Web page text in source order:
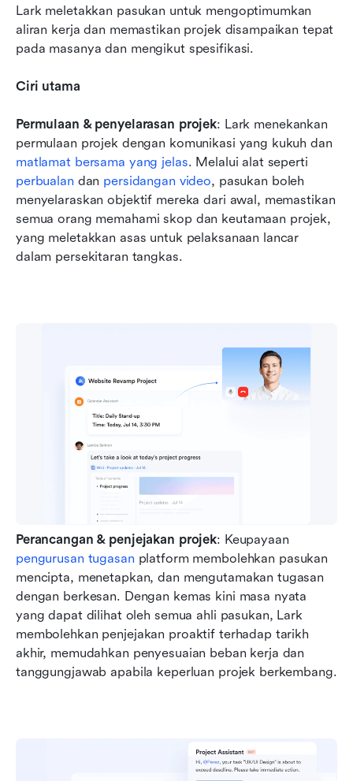
Lark meletakkan pasukan untuk mengoptimumkan
aliran kerja dan memastikan projek disampaikan tepat
pada masanya dan mengikut spesifikasi.
Ciri utama
Permulaan & penyelarasan projek: Lark menekankan
matlamat bersama yang jelas
perbualan dan persidangan video, pasukan boleh
menyelaraskan objektif mereka dari awal, memastikan
semua orang memahami skop dan keutamaan projek,
yang meletakkan asas untuk pelaksanaan lancar
dalam persekitaran tangkas.
Perancangan & penjejakan projek
pengurusan tugasan platform membolehkan pasukan
mencipta, menetapkan, dan mengutamakan tugasan
dengan berkesan. Dengan kemas kini masa nyata
yang dapat dilihat oleh semua ahli pasukan, Lark
membolehkan penjejakan proaktif terhadap tarikh
akhir, memudahkan penyesuaian beban kerja dan
tanggungjawab apabila keperluan projek berkembang.